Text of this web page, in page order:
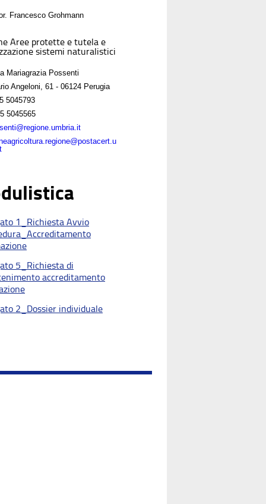
Francesco Grohmann
Aree protette e tutela e
sistemi naturalistici
Mariagrazia Possenti
Angeloni, 61 - 06124 Perugia
5045793
5045565
1_Richiesta Avvio
5_Richiesta di
accreditamento
2_Dossier individuale